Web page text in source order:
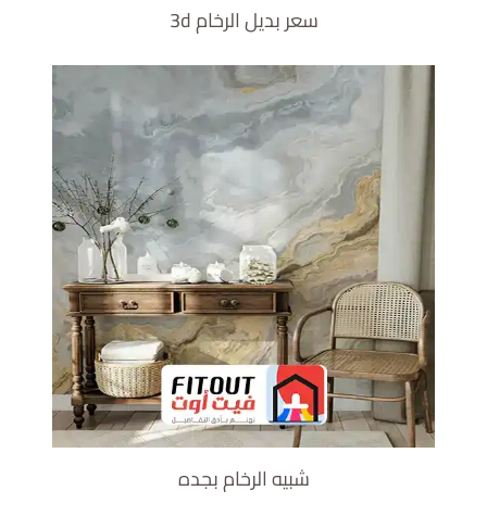
سعر بديل الرخام 3d
شبيه الرخام بجده